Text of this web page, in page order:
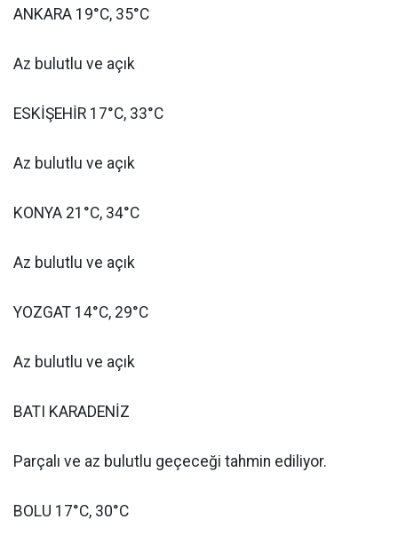
ANKARA 19°C, 35°C
Az bulutlu ve açık
ESKİŞEHİR 17°C, 33°C
Az bulutlu ve açık
KONYA 21°C, 34°C
Az bulutlu ve açık
YOZGAT 14°C, 29°C
Az bulutlu ve açık
BATI KARADENİZ
Parçalı ve az bulutlu geçeceği tahmin ediliyor.
BOLU 17°C, 30°C